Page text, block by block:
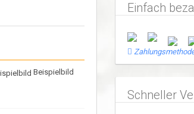
Beispielbild
Einfach
Schneller